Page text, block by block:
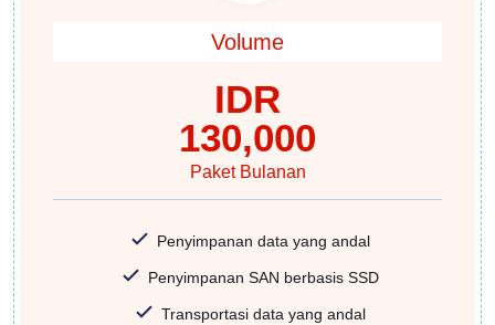
Volume
IDR
130,000
Paket Bulanan
Penyimpanan data yang andal
Penyimpanan SAN berbasis SSD
Transportasi data yang andal